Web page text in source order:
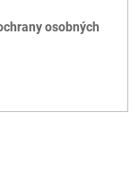
osobných